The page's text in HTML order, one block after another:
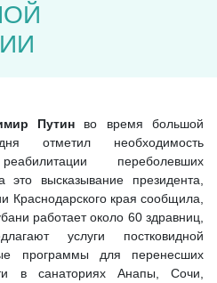
Путин во время большой
отметил необходимость
переболевших
высказывание президента,
Краснодарского края сообщила,
работает около 60 здравниц,
услуги постковидной
программы для перенесших
в санаториях Анапы, Сочи,